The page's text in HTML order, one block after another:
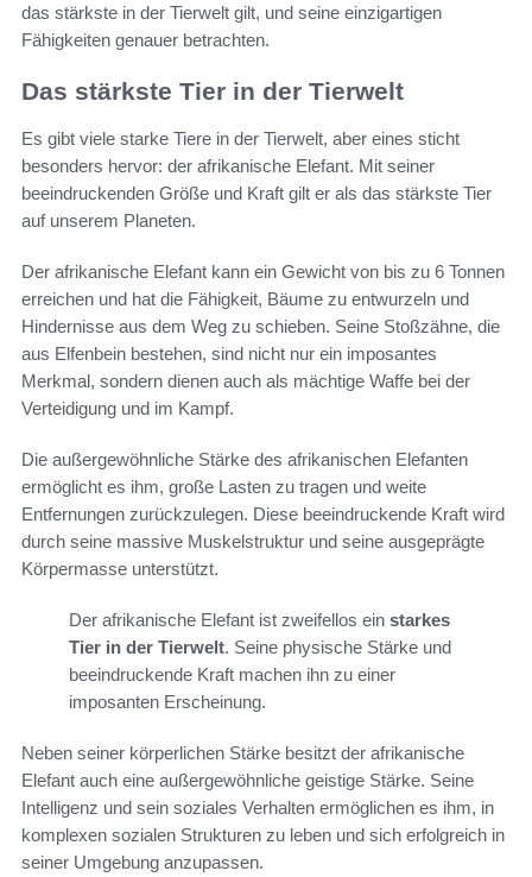
das stärkste in der Tierwelt gilt, und seine einzigartigen
Fähigkeiten genauer betrachten.
Das stärkste Tier in der Tierwelt
Es gibt viele starke Tiere in der Tierwelt, aber eines sticht
besonders hervor: der afrikanische Elefant. Mit seiner
beeindruckenden Größe und Kraft gilt er als das stärkste Tier
auf unserem Planeten.
Der afrikanische Elefant kann ein Gewicht von bis zu 6 Tonnen
erreichen und hat die Fähigkeit, Bäume zu entwurzeln und
Hindernisse aus dem Weg zu schieben. Seine Stoßzähne, die
aus Elfenbein bestehen, sind nicht nur ein imposantes
Merkmal, sondern dienen auch als mächtige Waffe bei der
Verteidigung und im Kampf.
Die außergewöhnliche Stärke des afrikanischen Elefanten
ermöglicht es ihm, große Lasten zu tragen und weite
Entfernungen zurückzulegen. Diese beeindruckende Kraft wird
durch seine massive Muskelstruktur und seine ausgeprägte
Körpermasse unterstützt.
Der afrikanische Elefant ist zweifellos ein starkes
Tier in der Tierwelt. Seine physische Stärke und
beeindruckende Kraft machen ihn zu einer
imposanten Erscheinung.
Neben seiner körperlichen Stärke besitzt der afrikanische
Elefant auch eine außergewöhnliche geistige Stärke. Seine
Intelligenz und sein soziales Verhalten ermöglichen es ihm, in
komplexen sozialen Strukturen zu leben und sich erfolgreich in
seiner Umgebung anzupassen.